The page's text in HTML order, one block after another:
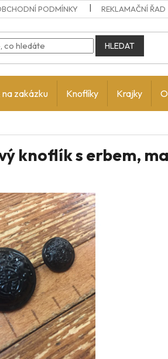
PODMÍNKY REKLAMAČNÍ ŘAD
HLEDAT
zakázku Knoflíky Krajky
knoflík s erbem,